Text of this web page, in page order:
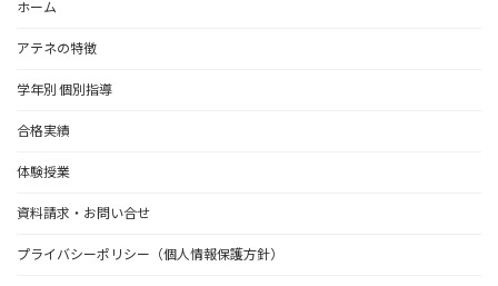
ホーム
アテネの特徴
学年別 個別指導
合格実績
体験授業
資料請求・お問い合せ
プライバシーポリシー（個人情報保護方針）